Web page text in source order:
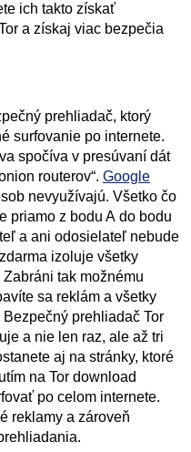
ich takto získať
a získaj viac bezpečia
prehliadač, ktorý
surfovanie po internete.
spočíva v presúvaní dát
routerov“. Google
nevyužívajú. Všetko čo
priamo z bodu A do bodu
a ani odosielateľ nebude
izoluje všetky
tak možnému
sa reklám a všetky
prehliadač Tor
a nie len raz, ale až tri
aj na stránky, ktoré
na Tor download
po celom internete.
reklamy a zároveň